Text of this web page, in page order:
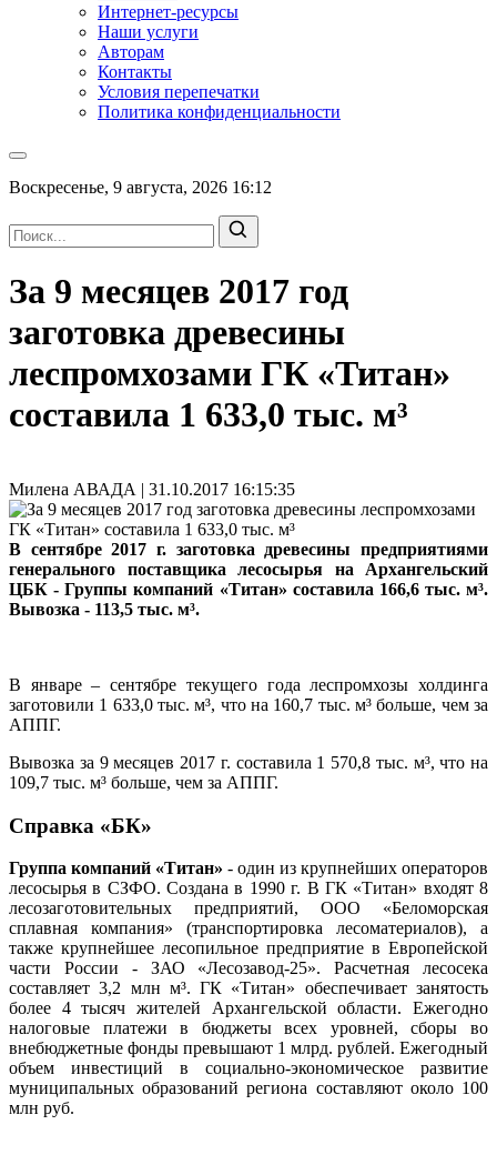
Интернет-ресурсы
Наши услуги
Авторам
Контакты
Условия перепечатки
Политика конфиденциальности
Воскресенье, 9 августа, 2026 16:12
За 9 месяцев 2017 год
заготовка древесины
леспромхозами ГК «Титан»
составила 1 633,0 тыс. м³
Милена АВАДА | 31.10.2017 16:15:35
В сентябре 2017 г. заготовка древесины предприятиями
генерального поставщика лесосырья на Архангельский
ЦБК - Группы компаний «Титан» составила 166,6 тыс. м³.
Вывозка - 113,5 тыс. м³.
В январе – сентябре текущего года леспромхозы холдинга
заготовили 1 633,0 тыс. м³, что на 160,7 тыс. м³ больше, чем за
АППГ.
Вывозка за 9 месяцев 2017 г. составила 1 570,8 тыс. м³, что на
109,7 тыс. м³ больше, чем за АППГ.
Справка «БК»
Группа компаний «Титан» - один из крупнейших операторов
лесосырья в СЗФО. Создана в 1990 г. В ГК «Титан» входят 8
лесозаготовительных предприятий, ООО «Беломорская
сплавная компания» (транспортировка лесоматериалов), а
также крупнейшее лесопильное предприятие в Европейской
части России - ЗАО «Лесозавод-25». Расчетная лесосека
составляет 3,2 млн м³. ГК «Титан» обеспечивает занятость
более 4 тысяч жителей Архангельской области. Ежегодно
налоговые платежи в бюджеты всех уровней, сборы во
внебюджетные фонды превышают 1 млрд. рублей. Ежегодный
объем инвестиций в социально-экономическое развитие
муниципальных образований региона составляют около 100
млн руб.